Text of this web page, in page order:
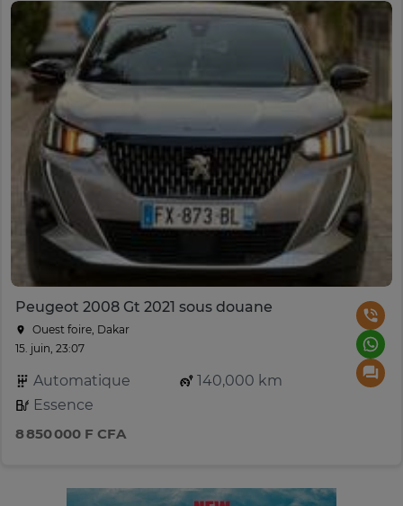
Peugeot 2008 Gt 2021 sous douane
Ouest foire, Dakar
15. juin, 23:07
Automatique
140,000 km
Essence
8 850 000 F CFA